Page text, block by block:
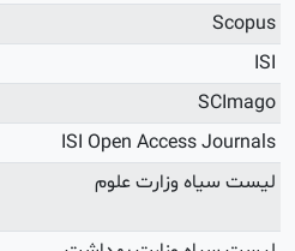
ISI Open
۳۲۸۳
وزارت علوم